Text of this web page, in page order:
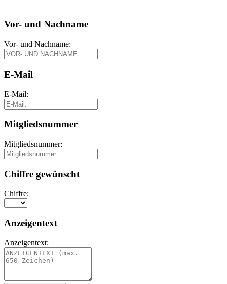
Vor- und Nachname
Vor- und Nachname:
E-Mail
E-Mail:
Mitgliedsnummer
Mitgliedsnummer:
Chiffre gewünscht
Chiffre:
Anzeigentext
Anzeigentext: